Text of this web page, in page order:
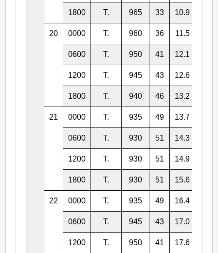
1800 T. 965 33 10.9
20 0000 T. 960 36 11.5
0600 T. 950 41 12.1
1200 T. 945 43 12.6
1800 T. 940 46 13.2
21 0000 T. 935 49 13.7
0600 T. 930 51 14.3
1200 T. 930 51 14.9
1800 T. 930 51 15.6
22 0000 T. 935 49 16.4
0600 T. 945 43 17.0
1200 T. 950 41 17.6